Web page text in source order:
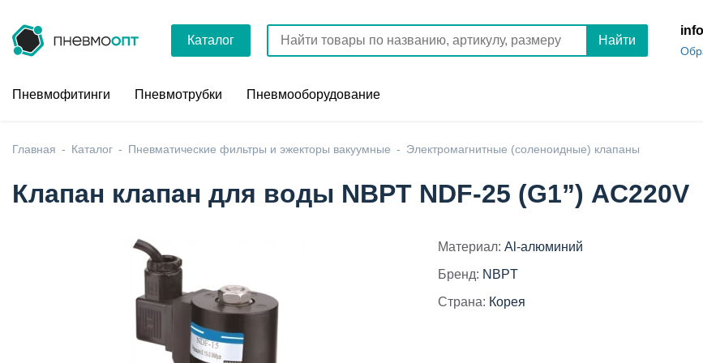
Каталог Найти
Пневмофитинги Пневмотрубки Пневмооборудование
Главная Каталог Пневматические фильтры и эжекторы вакуумные Электромагнитные (соленоидные) клапаны
Клапан клапан для воды NBPT NDF-25 (G1”) АC220V
Материал: Al-алюминий
Бренд: NBPT
Страна: Корея